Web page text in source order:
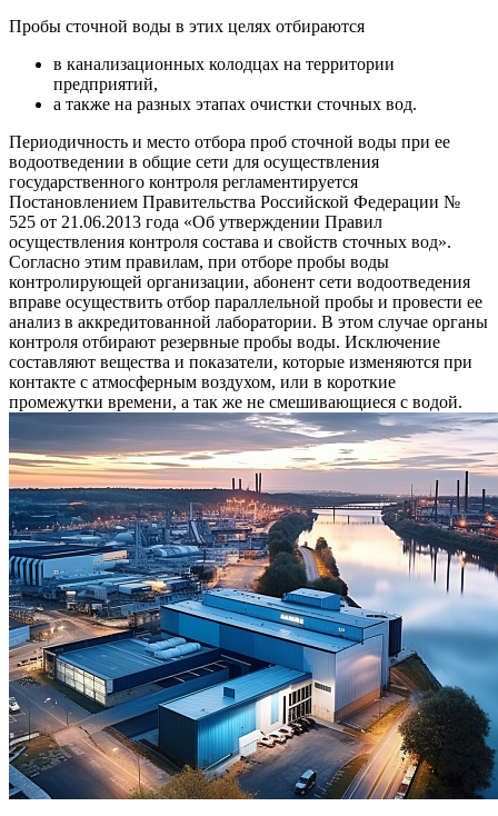
Пробы сточной воды в этих целях отбираются
в канализационных колодцах на территории
предприятий,
а также на разных этапах очистки сточных вод.
Периодичность и место отбора проб сточной воды при ее
водоотведении в общие сети для осуществления
государственного контроля регламентируется
Постановлением Правительства Российской Федерации №
525 от 21.06.2013 года «Об утверждении Правил
осуществления контроля состава и свойств сточных вод».
Согласно этим правилам, при отборе пробы воды
контролирующей организации, абонент сети водоотведения
вправе осуществить отбор параллельной пробы и провести ее
анализ в аккредитованной лаборатории. В этом случае органы
контроля отбирают резервные пробы воды. Исключение
составляют вещества и показатели, которые изменяются при
контакте с атмосферным воздухом, или в короткие
промежутки времени, а так же не смешивающиеся с водой.